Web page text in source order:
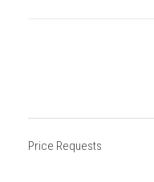
Price Requests